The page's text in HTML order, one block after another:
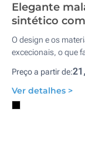
Elegante
sintético
O design e os
excecionais, o que
Preço a partir de:
Ver detalhes >